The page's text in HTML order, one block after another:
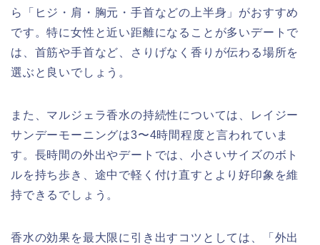
ら「ヒジ・肩・胸元・手首などの上半身」がおすすめ
です。特に女性と近い距離になることが多いデートで
は、首筋や手首など、さりげなく香りが伝わる場所を
選ぶと良いでしょう。
また、マルジェラ香水の持続性については、レイジー
サンデーモーニングは3〜4時間程度と言われていま
す。長時間の外出やデートでは、小さいサイズのボト
ルを持ち歩き、途中で軽く付け直すとより好印象を維
持できるでしょう。
香水の効果を最大限に引き出すコツとしては、「外出